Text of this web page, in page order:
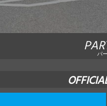
エ
JBCF
パ